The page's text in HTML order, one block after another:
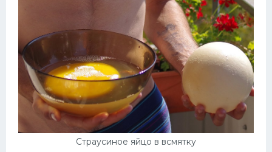
Страусиное яйцо в всмятку